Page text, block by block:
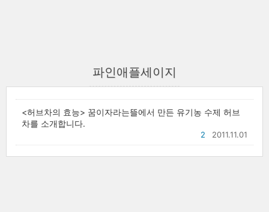
파인애플세이지
<허브차의 효능> 꿈이자라는뜰에서 만든 유기농 수제 허브
차를 소개합니다.
2011.11.01
2